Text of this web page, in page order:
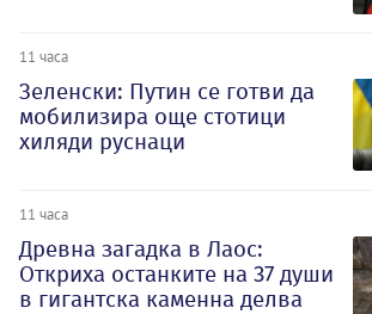
11 часа
Зеленски: Путин се готви да
мобилизира още стотици
хиляди руснаци
11 часа
Древна загадка в Лаос:
Откриха останките на 37 души
в гигантска каменна делва